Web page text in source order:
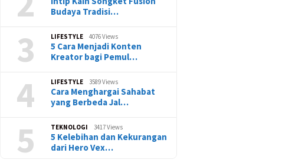
Budaya Tradisi…
3 LIFESTYLE 4076 Views
5 Cara Menjadi Konten
Kreator bagi Pemul…
4 LIFESTYLE 3589 Views
Cara Menghargai Sahabat
yang Berbeda Jal…
5 TEKNOLOGI 3417 Views
5 Kelebihan dan Kekurangan
dari Hero Vex…